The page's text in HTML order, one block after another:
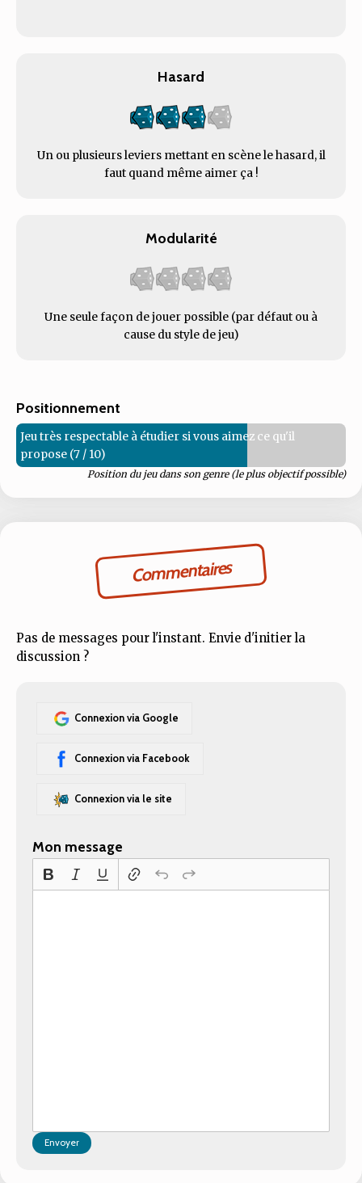
Hasard
Un ou plusieurs leviers mettant en scène le hasard, il
faut quand même aimer ça !
Modularité
Une seule façon de jouer possible (par défaut ou à
cause du style de jeu)
Positionnement
Jeu très respectable à étudier si vous aimez ce qu'il
propose (7 / 10)
Position du jeu dans son genre (le plus objectif possible)
Commentaires
Pas de messages pour l'instant. Envie d'initier la
discussion ?
Connexion via Google
Connexion via Facebook
Connexion via le site
Mon message
Envoyer